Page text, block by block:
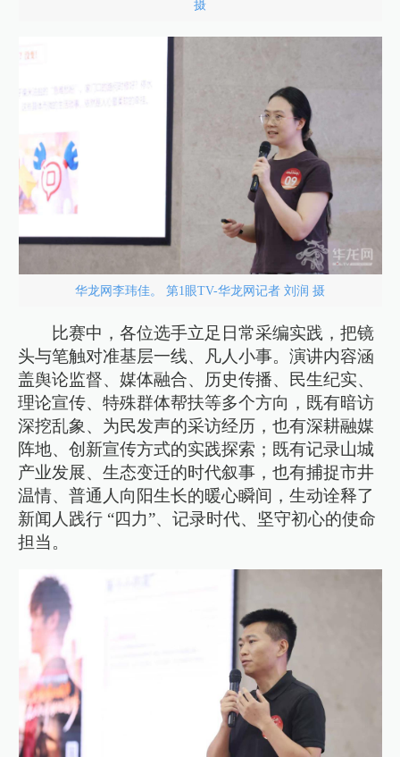
摄
华龙网李玮佳。 第1眼TV-华龙网记者 刘润 摄
比赛中，各位选手立足日常采编实践，把镜
头与笔触对准基层一线、凡人小事。演讲内容涵
盖舆论监督、媒体融合、历史传播、民生纪实、
理论宣传、特殊群体帮扶等多个方向，既有暗访
深挖乱象、为民发声的采访经历，也有深耕融媒
阵地、创新宣传方式的实践探索；既有记录山城
产业发展、生态变迁的时代叙事，也有捕捉市井
温情、普通人向阳生长的暖心瞬间，生动诠释了
新闻人践行 “四力”、记录时代、坚守初心的使命
担当。